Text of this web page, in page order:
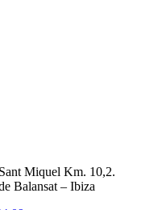
Miquel Km. 10,2.
Balansat – Ibiza